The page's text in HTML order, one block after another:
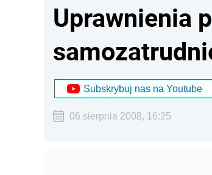
Uprawnienia
Subskrybuj nas na Youtube
06 sierpnia 2008, 16:25